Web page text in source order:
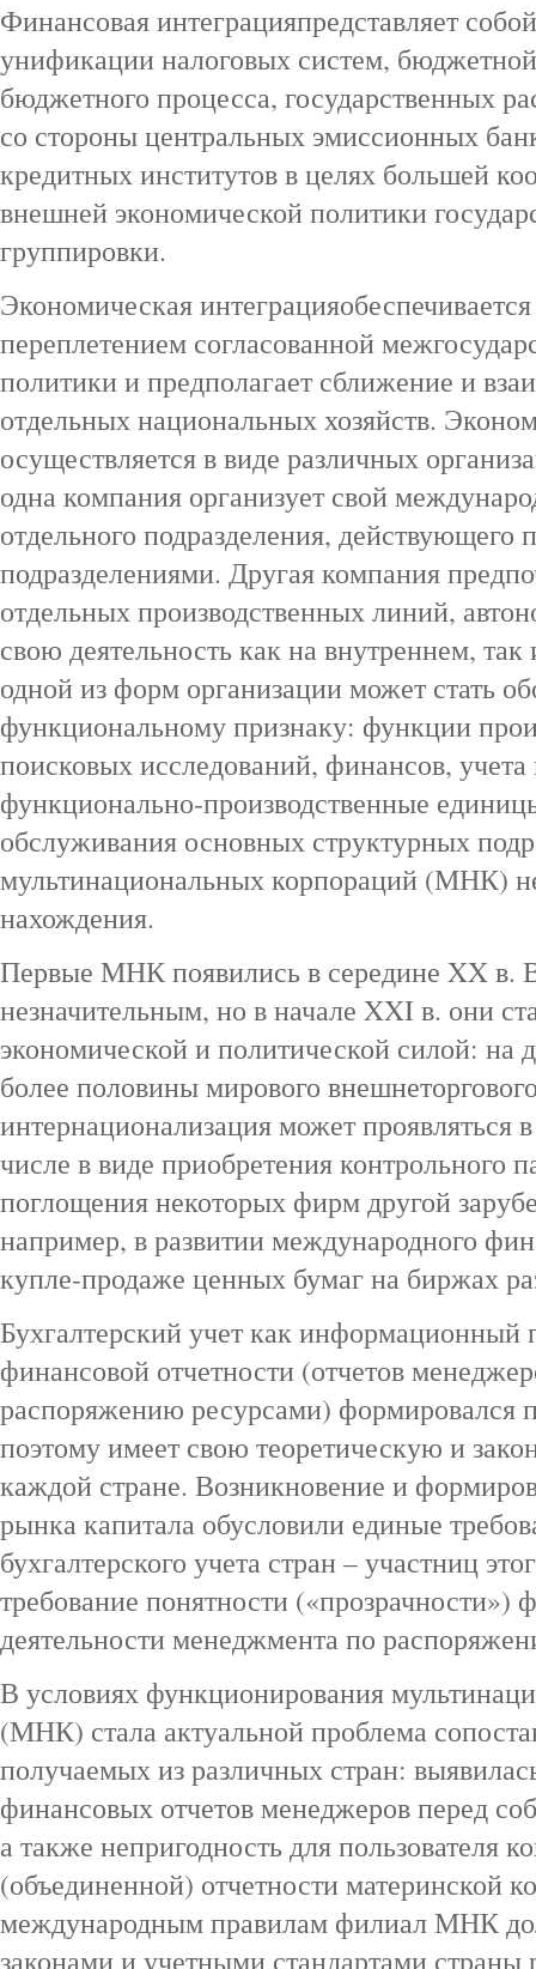
Финансовая интеграцияпредставляет
унификации налоговых систем,
бюджетного процесса, государственных
со стороны центральных эмиссионных
кредитных институтов в целях большей
внешней экономической политики
группировки.
Экономическая
переплетением согласованной
политики и предполагает сближение и
отдельных национальных хозяйств.
осуществляется в виде различных
одна компания организует свой
отдельного подразделения, действующего
подразделениями. Другая компания
отдельных производственных линий,
свою деятельность как на внутреннем,
одной из форм организации может стать
функциональному признаку: функции
поисковых исследований, финансов,
функционально‑производственные
обслуживания основных структурных
мультинациональных корпораций (МНК)
нахождения.
Первые МНК появились в середине XX в.
незначительным, но в начале XXI в. они
экономической и политической силой:
более половины мирового
интернационализация может проявляться
числе в виде приобретения контрольного
поглощения некоторых фирм другой
например, в развитии международного
купле‑продаже ценных бумаг на биржах
Бухгалтерский учет как информационный
финансовой отчетности (отчетов
распоряжению ресурсами) формировался
поэтому имеет свою теоретическую и
каждой стране. Возникновение и
рынка капитала обусловили единые
бухгалтерского учета стран – участниц
требование понятности
деятельности менеджмента по
В условиях функционирования
(МНК) стала актуальной проблема
получаемых из различных стран:
финансовых отчетов менеджеров перед
а также непригодность для пользователя
(объединенной) отчетности материнской
международным правилам филиал МНК
законами и учетными стандартами страны